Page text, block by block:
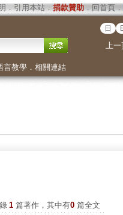
． 引用本站． 捐款贊助．回首頁．
日
上一
言教學． 相關連結
1 篇著作，其中有0篇全文